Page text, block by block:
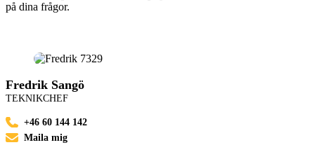
på dina frågor.
Fredrik Sangö
TEKNIKCHEF
+46 60 144 142
Maila mig